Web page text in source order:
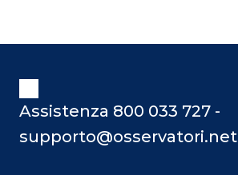
Assistenza 800 033 727 -
supporto@osservatori.net